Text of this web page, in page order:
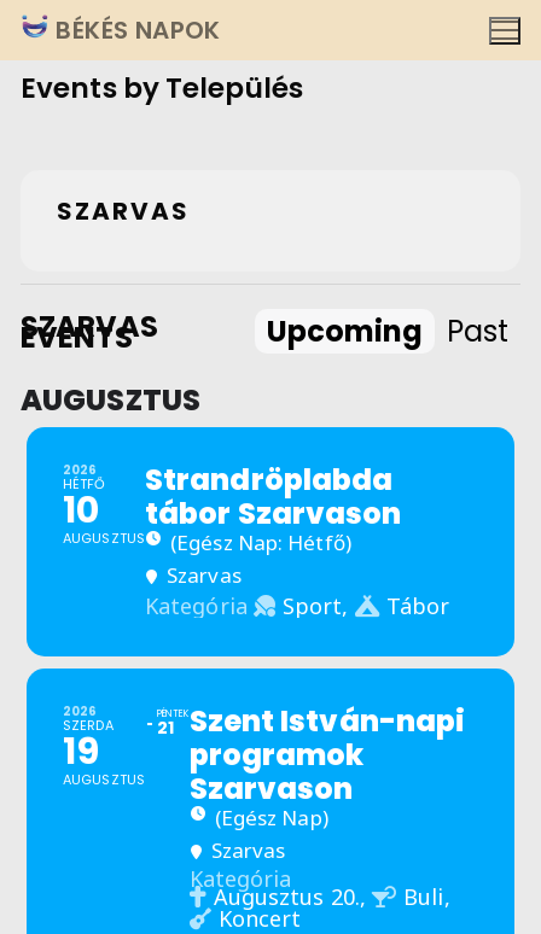
Ugrás
a
tartalomra
BÉKÉS NAPOK
Events by Település
SZARVAS
SZARVAS
EVENTS Upcoming
Past
AUGUSZTUS
2026
HÉTFŐ
10
AUGUSZTUS
Strandröplabda
tábor Szarvason
(Egész Nap: Hétfő)
Szarvas
Kategória Sport, Tábor
2026
SZERDA
19
AUGUSZTUS
PÉNTEK
21
Szent István-napi
programok
Szarvason
(Egész Nap)
Szarvas
Kategória
Augusztus 20., Buli,
Koncert